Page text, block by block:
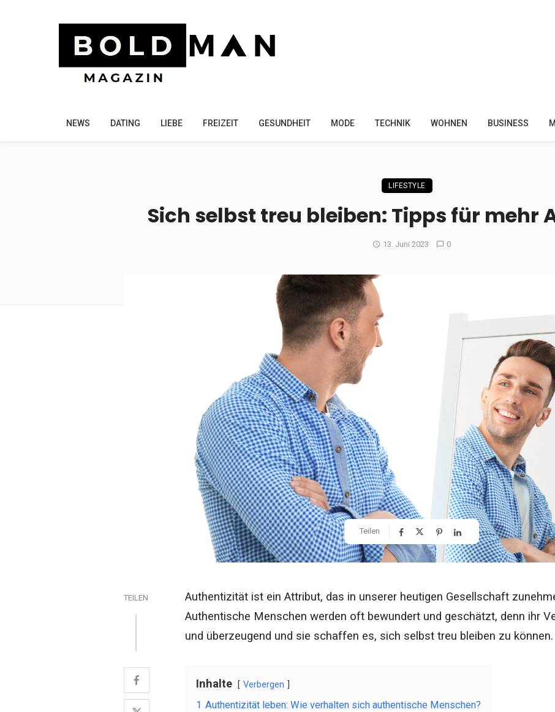
NEWS DATING LIEBE FREIZEIT GESUNDHEIT MODE TECHNIK WOHNEN BUSINESS
LIFESTYLE
Sich selbst treu bleiben: Tipps für mehr
13. Juni 2023 0
Teilen
TEILEN
Authentizität ist ein Attribut, das in unserer heutigen Gesellschaft
Authentische Menschen werden oft bewundert und geschätzt, denn ihr
und überzeugend und sie schaffen es, sich selbst treu bleiben zu können.
Inhalte Verbergen
1 Authentizität leben: Wie verhalten sich authentische Menschen?